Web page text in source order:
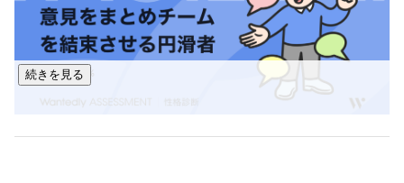
は皆さんが想像している通り少ないのが実状です。
しかし、派遣であれば現場の社員と同じ扱いとなるため構築
や運用保守はもちろん、要件定義や基本設計などの上流工程
のフェーズを担当することが可能になります。
続きを見る